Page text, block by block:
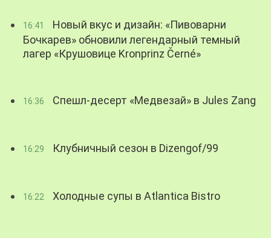
16:41
Новый вкус и дизайн: «Пивоварни
Бочкарев» обновили легендарный темный
лагер «Крушовице Kronprinz Černé»
16:36 Спешл-десерт «Медвезай» в Jules Zang
16:29 Клубничный сезон в Dizengof/99
16:22 Холодные супы в Atlantica Bistro